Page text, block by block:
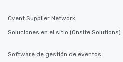
Cvent Supplier Network
Soluciones en el sitio (Onsite Solutions)
Software de gestión de eventos